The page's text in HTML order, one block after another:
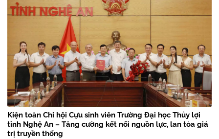
Kiện toàn Chi hội Cựu sinh viên Trường Đại học Thủy lợi
tỉnh Nghệ An – Tăng cường kết nối nguồn lực, lan tỏa giá
trị truyền thống